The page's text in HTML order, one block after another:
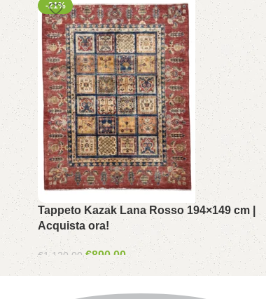
-21%
Tappeto Kazak Lana Rosso 194×149 cm |
Acquista ora!
€1,120.00 €890.00